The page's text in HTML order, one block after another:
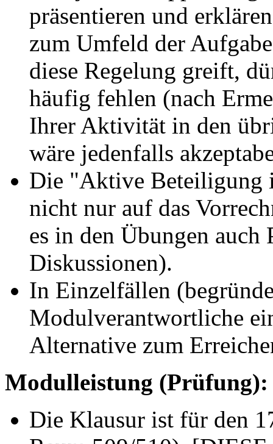
präsentieren und
zum Umfeld der
diese Regelung greift,
häufig fehlen (nach
Ihrer Aktivität in den
wäre jedenfalls
Die "Aktive Beteiligung
nicht nur auf das
es in den Übungen auch
Diskussionen).
In Einzelfällen
Modulverantwortliche
Alternative zum
Modulleistung (Prüfung):
Die Klausur ist für den